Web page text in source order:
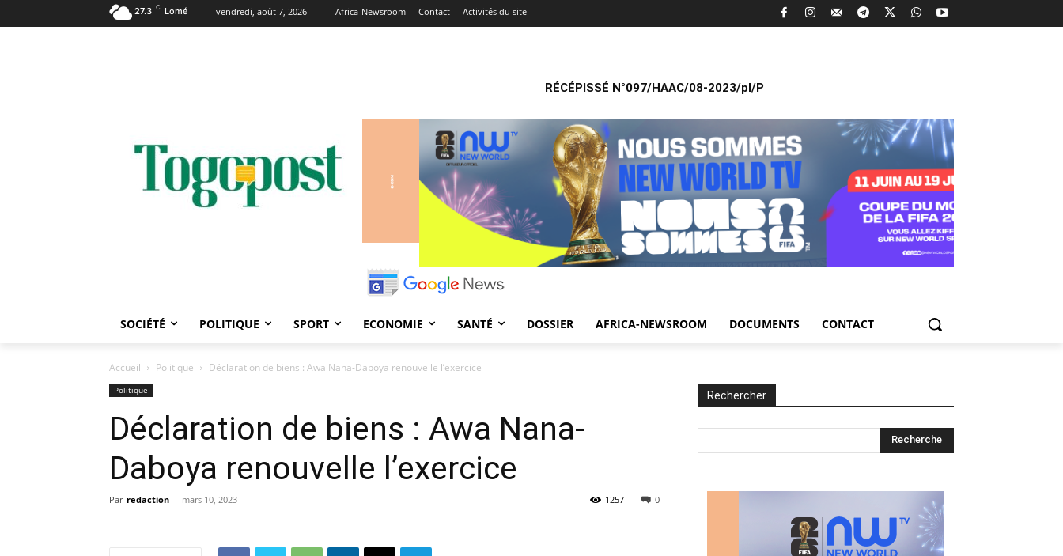
27.3 C Lomé vendredi, août 7, 2026 Africa-Newsroom Contact Activités du site
RÉCÉPISSÉ N°097/HAAC/08-2023/pl/P
SOCIÉTÉ POLITIQUE SPORT ECONOMIE SANTÉ DOSSIER AFRICA-NEWSROOM DOCUMENTS CONTACT
Accueil Politique Déclaration de biens : Awa Nana-Daboya renouvelle l’exercice
Politique
Déclaration de biens : Awa Nana-
Daboya renouvelle l’exercice
Par redaction - mars 10, 2023 0
1257
Rechercher